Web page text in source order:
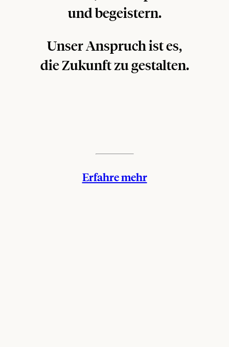
und begeistern.
Unser Anspruch ist es,
die Zukunft zu gestalten.
Erfahre mehr